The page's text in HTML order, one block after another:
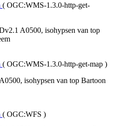
( OGC:WMS-1.3.0-http-get-
A0500, isohypsen van top
( OGC:WMS-1.3.0-http-get-map )
isohypsen van top Bartoon
( OGC:WFS )